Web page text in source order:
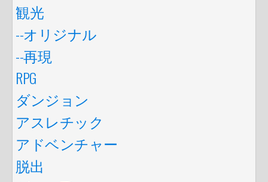
観光
--オリジナル
--再現
RPG
ダンジョン
アスレチック
アドベンチャー
脱出